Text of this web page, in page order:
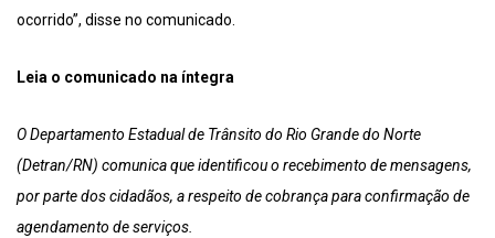
ocorrido”, disse no comunicado.
Leia o comunicado na íntegra
O Departamento Estadual de Trânsito do Rio Grande do Norte
(Detran/RN) comunica que identificou o recebimento de mensagens,
por parte dos cidadãos, a respeito de cobrança para confirmação de
agendamento de serviços.